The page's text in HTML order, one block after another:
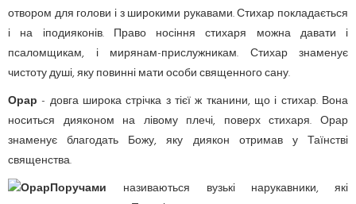
отвором для голови і з широкими рукавами. Стихар покладається
і на іподияконів. Право носіння стихаря можна давати і
псаломщикам, і мирянам-прислужникам. Стихар знаменує
чистоту душі, яку повинні мати особи священного сану.
Орар - довга широка стрічка з тієї ж тканини, що і стихар. Вона
носиться дияконом на лівому плечі, поверх стихаря. Орар
знаменує благодать Божу, яку диякон отримав у Таїнстві
священства.
Поручами називаються вузькі нарукавники, які